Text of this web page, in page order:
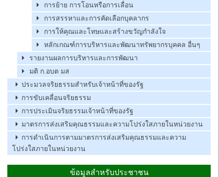
การย้าย การโอนหรือการเลื่อน
การสรรหาและการคัดเลือกบุคลากร
การให้คุณและโทษและสร้างขวัญกำลังใจ
หลักเกณฑ์การบริหารและพัฒนาทรัพยากรบุคคล อื่นๆ
รายงานผลการบริหารและการพัฒนา
มติ ก.อบต มส
ประมวลจริยธรรมสำหรับเจ้าหน้าที่ของรัฐ
การขับเคลื่อนจริยธรรม
การประเมินจริยธรรมเจ้าหน้าที่ของรัฐ
มาตรการส่งเสริมคุณธรรมและความโปร่งใสภายในหน่วยงาน
การดำเนินการตามมาตรการส่งเสริมคุณธรรมและความ
โปร่งใสภายในหน่วยงาน
ข้อมูลสำหรับประชาชน